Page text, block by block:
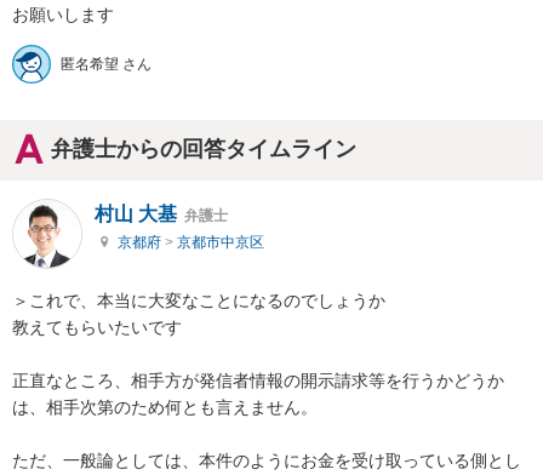
お願いします
匿名希望 さん
弁護士からの回答タイムライン
村山 大基 弁護士
京都府 > 京都市中京区
＞これで、本当に大変なことになるのでしょうか
教えてもらいたいです
正直なところ、相手方が発信者情報の開示請求等を行うかどうか
は、相手次第のため何とも言えません。
ただ、一般論としては、本件のようにお金を受け取っている側とし